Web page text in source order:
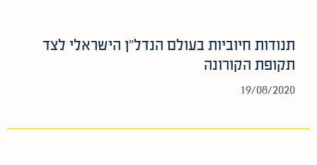
תנודות חיוביות בעולם הנדל”ן הישראלי לצד
תקופת הקורונה
19/08/2020